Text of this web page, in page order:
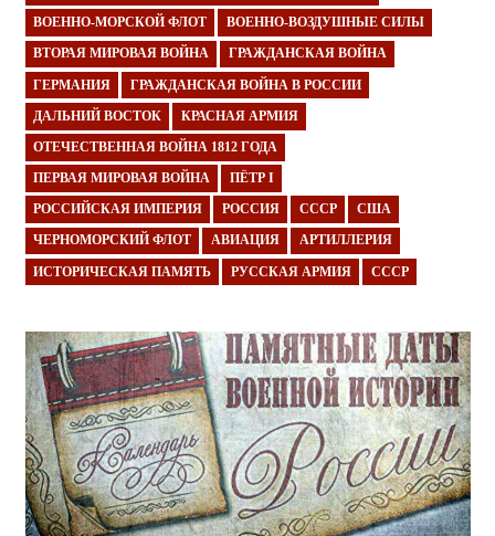
ВОЕННО-МОРСКОЙ ФЛОТ ВОЕННО-ВОЗДУШНЫЕ СИЛЫ
ВТОРАЯ МИРОВАЯ ВОЙНА ГРАЖДАНСКАЯ ВОЙНА
ГЕРМАНИЯ ГРАЖДАНСКАЯ ВОЙНА В РОССИИ
ДАЛЬНИЙ ВОСТОК КРАСНАЯ АРМИЯ
ОТЕЧЕСТВЕННАЯ ВОЙНА 1812 ГОДА
ПЕРВАЯ МИРОВАЯ ВОЙНА ПЁТР I
РОССИЙСКАЯ ИМПЕРИЯ РОССИЯ СССР США
ЧЕРНОМОРСКИЙ ФЛОТ АВИАЦИЯ АРТИЛЛЕРИЯ
ИСТОРИЧЕСКАЯ ПАМЯТЬ РУССКАЯ АРМИЯ СССР